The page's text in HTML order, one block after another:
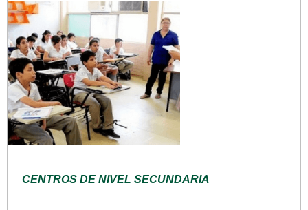
CENTROS DE NIVEL SECUNDARIA